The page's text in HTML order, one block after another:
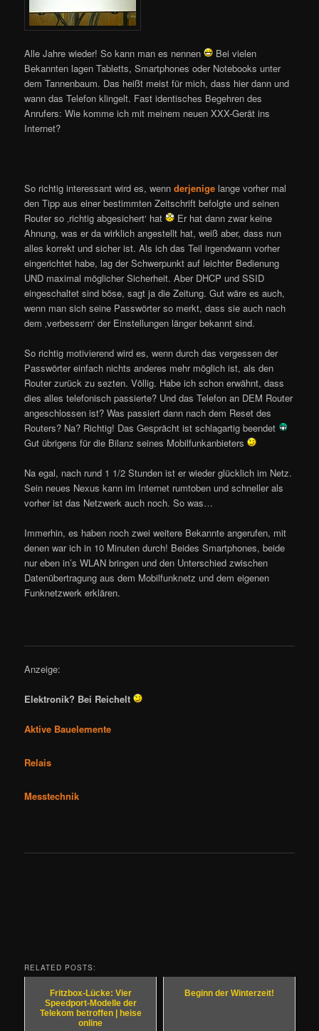
Alle Jahre wieder! So kann man es nennen
Bei vielen
Bekannten lagen Tabletts, Smartphones oder Notebooks unter
dem Tannenbaum. Das heißt meist für mich, dass hier dann und
wann das Telefon klingelt. Fast identisches Begehren des
Anrufers: Wie komme ich mit meinem neuen XXX-Gerät ins
Internet?
So richtig interessant wird es, wennderjenige lange vorher mal
den Tipp aus einer bestimmten Zeitschrift befolgte und seinen
Router so ‚richtig abgesichert‘ hat
Er hat dann zwar keine
Ahnung, was er da wirklich angestellt hat, weiß aber, dass nun
alles korrekt und sicher ist. Als ich das Teil irgendwann vorher
eingerichtet habe, lag der Schwerpunkt auf leichter Bedienung
UND maximal möglicher Sicherheit. Aber DHCP und SSID
eingeschaltet sind böse, sagt ja die Zeitung. Gut wäre es auch,
wenn man sich seine Passwörter so merkt, dass sie auch nach
dem ‚verbessern‘ der Einstellungen länger bekannt sind.
So richtig motivierend wird es, wenn durch das vergessen der
Passwörter einfach nichts anderes mehr möglich ist, als den
Router zurück zu sezten. Völlig. Habe ich schon erwähnt, dass
dies alles telefonisch passierte? Und das Telefon an DEM Router
angeschlossen ist? Was passiert dann nach dem Reset des
Routers? Na? Richtig! Das Gesprächt ist schlagartig beendet
Gut übrigens für die Bilanz seines Mobilfunkanbieters
Na egal, nach rund 1 1/2 Stunden ist er wieder glücklich im Netz.
Sein neues Nexus kann im Internet rumtoben und schneller als
vorher ist das Netzwerk auch noch. So was…
Immerhin, es haben noch zwei weitere Bekannte angerufen, mit
denen war ich in 10 Minuten durch! Beides Smartphones, beide
nur eben in’s WLAN bringen und den Unterschied zwischen
Datenübertragung aus dem Mobilfunknetz und dem eigenen
Funknetzwerk erklären.
Anzeige:
Elektronik? Bei Reichelt
Aktive Bauelemente
Relais
Messtechnik
RELATED POSTS:
Fritzbox-Lücke: Vier
Speedport-Modelle der
Telekom betroffen | heise
online
Beginn der Winterzeit!